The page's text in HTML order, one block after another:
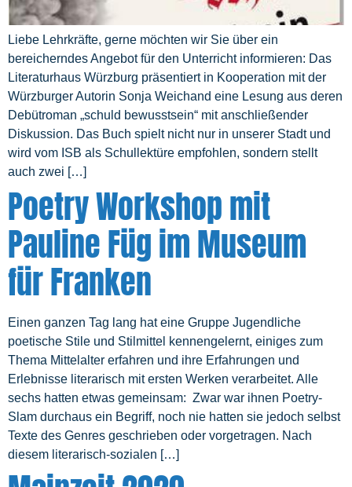
Liebe Lehrkräfte, gerne möchten wir Sie über ein
bereicherndes Angebot für den Unterricht informieren: Das
Literaturhaus Würzburg präsentiert in Kooperation mit der
Würzburger Autorin Sonja Weichand eine Lesung aus deren
Debütroman „schuld bewusstsein“ mit anschließender
Diskussion. Das Buch spielt nicht nur in unserer Stadt und
wird vom ISB als Schullektüre empfohlen, sondern stellt
auch zwei […]
Poetry Workshop mit
Pauline Füg im Museum
für Franken
Einen ganzen Tag lang hat eine Gruppe Jugendliche
poetische Stile und Stilmittel kennengelernt, einiges zum
Thema Mittelalter erfahren und ihre Erfahrungen und
Erlebnisse literarisch mit ersten Werken verarbeitet. Alle
sechs hatten etwas gemeinsam: Zwar war ihnen Poetry-
Slam durchaus ein Begriff, noch nie hatten sie jedoch selbst
Texte des Genres geschrieben oder vorgetragen. Nach
diesem literarisch-sozialen […]